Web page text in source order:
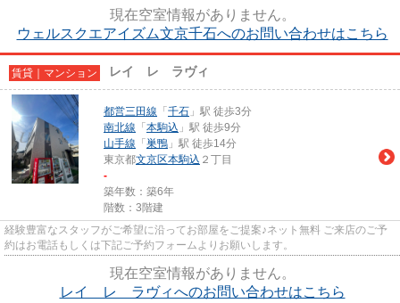
現在空室情報がありません。
ウェルスクエアイズム文京千石へのお問い合わせはこちら
賃貸｜マンション レイ レ ラヴィ
都営三田線 「 千石 」駅 徒歩3分
南北線 「 本駒込 」駅 徒歩9分
山手線 「 巣鴨 」駅 徒歩14分
東京都文京区本駒込 ２丁目
-
築年数：築6年
階数：3階建
経験豊富なスタッフがご希望に沿ってお部屋をご提案♪ネット無料 ご来店のご予
約はお電話もしくは下記ご予約フォームよりお願いします。
現在空室情報がありません。
レイ レ ラヴィへのお問い合わせはこちら